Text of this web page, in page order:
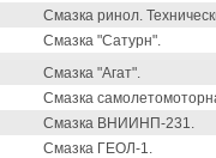
Смазка ринол.
Смазка "Сатурн".
Смазка "Агат".
Смазка
Смазка ВНИИНП-231.
Смазка ГЕОЛ-1.